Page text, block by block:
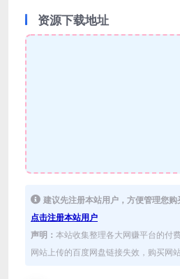
资源下载地址
建议先注册本站用户，方便管理您购
点击注册本站用户
声明： 本站收集整理各大网赚平台的付
网站上传的百度网盘链接失效，购买网